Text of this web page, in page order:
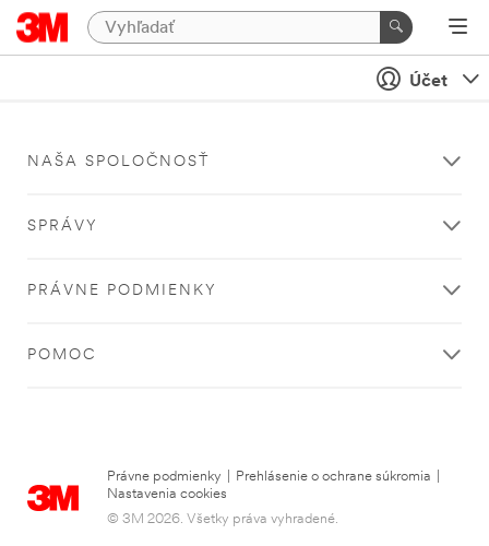
Účet
NAŠA SPOLOČNOSŤ
SPRÁVY
PRÁVNE PODMIENKY
POMOC
Právne podmienky Prehlásenie o ochrane súkromia
Nastavenia cookies
© 3M 2026. Všetky práva vyhradené.